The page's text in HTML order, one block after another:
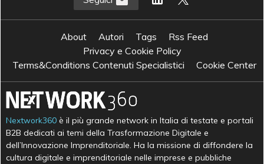
About Autori Tags
Rss Feed
Privacy e Cookie Policy
Terms&Conditions Contenuti Specialistici
Cookie Center
Nextwork360 è il più grande network in Italia di testate e portali
B2B dedicati ai temi della Trasformazione Digitale e
dell’Innovazione Imprenditoriale. Ha la missione di diffondere la
cultura digitale e imprenditoriale nelle imprese e pubbliche